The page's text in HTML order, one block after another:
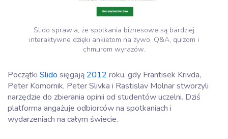
Slido sprawia, że spotkania biznesowe są bardziej
interaktywne dzięki ankietom na żywo, Q&A, quizom i
chmurom wyrazów.
Początki Slido sięgają 2012 roku, gdy Frantisek Krivda,
Peter Komornik, Peter Slivka i Rastislav Molnar stworzyli
narzędzie do zbierania opinii od studentów uczelni. Dziś
platforma angażuje odbiorców na spotkaniach i
wydarzeniach na całym świecie.